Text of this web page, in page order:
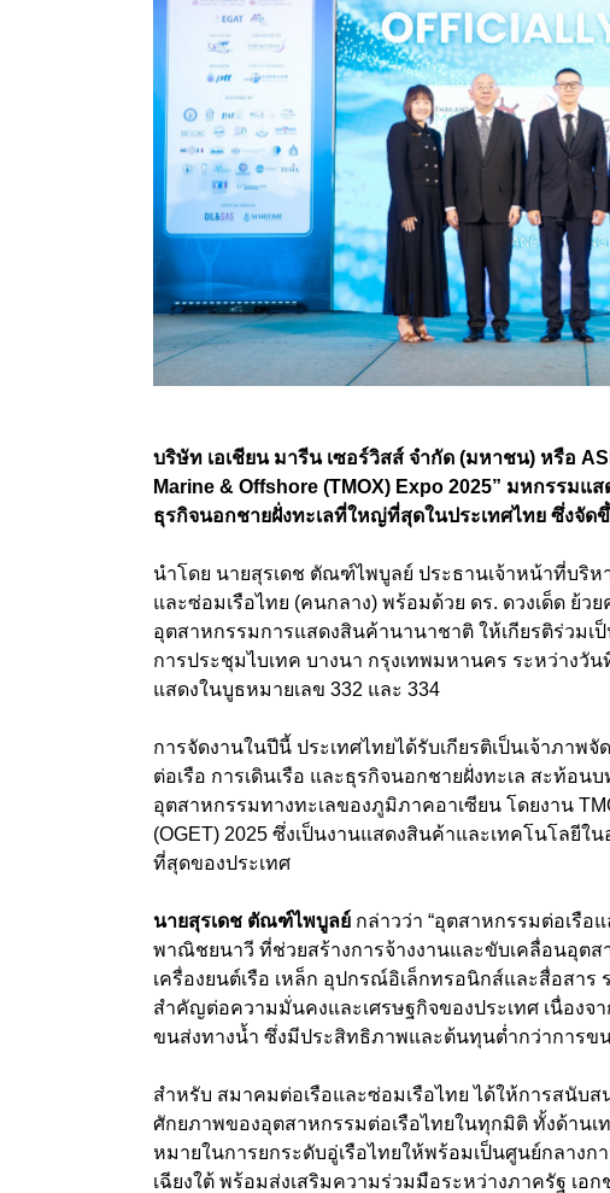
บริษัท เอเชียน มารีน เซอร์วิสส์ จำกัด (มหาชน) หรือ
Marine & Offshore (TMOX) Expo 2025” มหกรรมแส
ธุรกิจนอกชายฝั่งทะเลที่ใหญ่ที่สุดในประเทศไทย ซึ่งจัด
นำโดย นายสุรเดช ตัณฑ์ไพบูลย์ ประธานเจ้าหน้าที่บริห
และซ่อมเรือไทย (คนกลาง) พร้อมด้วย ดร. ดวงเด็ด ย้ว
อุตสาหกรรมการแสดงสินค้านานาชาติ ให้เกียรติร่วม
การประชุมไบเทค บางนา กรุงเทพมหานคร ระหว่างวัน
แสดงในบูธหมายเลข 332 และ 334
การจัดงานในปีนี้ ประเทศไทยได้รับเกียรติเป็นเจ้าภา
ต่อเรือ การเดินเรือ และธุรกิจนอกชายฝั่งทะเล สะท้อ
อุตสาหกรรมทางทะเลของภูมิภาคอาเซียน โดยงาน
(OGET) 2025 ซึ่งเป็นงานแสดงสินค้าและเทคโนโลยี
ที่สุดของประเทศ
นายสุรเดช ตัณฑ์ไพบูลย์ กล่าวว่า “อุตสาหกรรมต่อเรื
พาณิชยนาวี ที่ช่วยสร้างการจ้างงานและขับเคลื่อนอุตส
เครื่องยนต์เรือ เหล็ก อุปกรณ์อิเล็กทรอนิกส์และสื่อสา
สำคัญต่อความมั่นคงและเศรษฐกิจของประเทศ เนื่องจ
ขนส่งทางน้ำ ซึ่งมีประสิทธิภาพและต้นทุนต่ำกว่าการข
สำหรับ สมาคมต่อเรือและซ่อมเรือไทย ได้ให้การสนับส
ศักยภาพของอุตสาหกรรมต่อเรือไทยในทุกมิติ ทั้งด้านเ
หมายในการยกระดับอู่เรือไทยให้พร้อมเป็นศูนย์กลางก
เฉียงใต้ พร้อมส่งเสริมความร่วมมือระหว่างภาครัฐ เ